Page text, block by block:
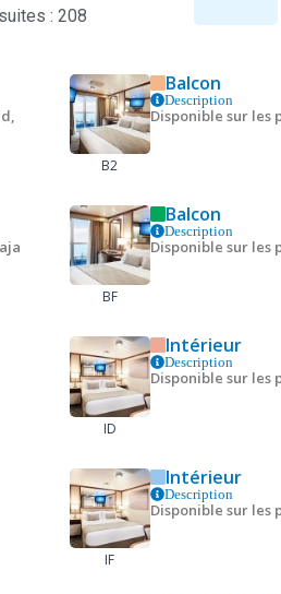
: 208
B2
Balcon
Description
Disponible sur les
BF
Balcon
Description
Disponible sur les
ID
Intérieur
Description
Disponible sur les
IF
Intérieur
Description
Disponible sur les